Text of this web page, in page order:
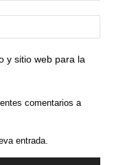
y sitio web para la
comentarios a
entrada.